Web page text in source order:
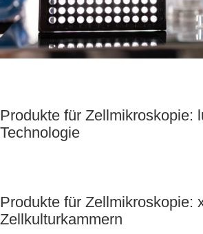
Produkte für Zellmikroskopie:
Technologie
Produkte für Zellmikroskopie:
Zellkulturkammern